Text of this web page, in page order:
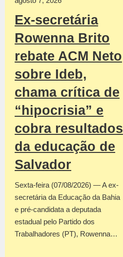
Ex-secretária
Rowenna Brito
rebate ACM Neto
sobre Ideb,
chama crítica de
“hipocrisia” e
cobra resultados
da educação de
Salvador
Sexta-feira (07/08/2026) — A ex-
secretária da Educação da Bahia
e pré-candidata a deputada
estadual pelo Partido dos
Trabalhadores (PT), Rowenna…